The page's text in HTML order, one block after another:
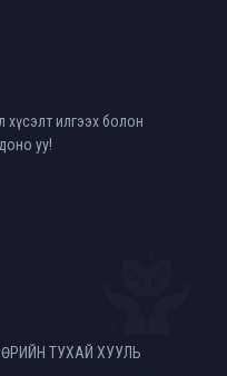
ТУХАЙ ХУУЛЬ
илгээх болон
уу!